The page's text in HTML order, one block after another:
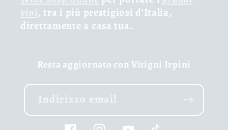
vini, tra i più prestigiosi d'Italia,
direttamente a casa tua.
Resta aggiornato con Vitigni Irpini
Indirizzo email